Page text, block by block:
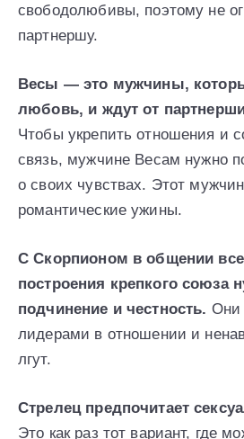
свободолюбивы, поэтому не
партнершу.
Весы — это мужчины,
любовь, и ждут от
Чтобы укрепить отношения и
связь, мужчине Весам нужно
о своих чувствах. Этот
романтические ужины.
С Скорпионом в общении
построения крепкого союза
подчинение и честность. Они
лидерами в отношении и
лгут.
Стрелец предпочитает
Это как раз тот вариант, где